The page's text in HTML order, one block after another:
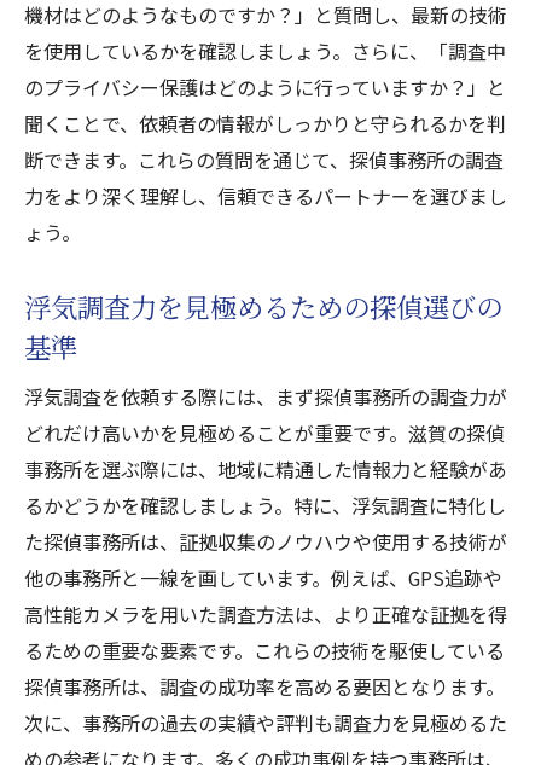
機材はどのようなものですか？」と質問し、最新の技術
を使用しているかを確認しましょう。さらに、「調査中
のプライバシー保護はどのように行っていますか？」と
聞くことで、依頼者の情報がしっかりと守られるかを判
断できます。これらの質問を通じて、探偵事務所の調査
力をより深く理解し、信頼できるパートナーを選びまし
ょう。
浮気調査力を見極めるための探偵選びの
基準
浮気調査を依頼する際には、まず探偵事務所の調査力が
どれだけ高いかを見極めることが重要です。滋賀の探偵
事務所を選ぶ際には、地域に精通した情報力と経験があ
るかどうかを確認しましょう。特に、浮気調査に特化し
た探偵事務所は、証拠収集のノウハウや使用する技術が
他の事務所と一線を画しています。例えば、GPS追跡や
高性能カメラを用いた調査方法は、より正確な証拠を得
るための重要な要素です。これらの技術を駆使している
探偵事務所は、調査の成功率を高める要因となります。
次に、事務所の過去の実績や評判も調査力を見極めるた
めの参考になります。多くの成功事例を持つ事務所は、